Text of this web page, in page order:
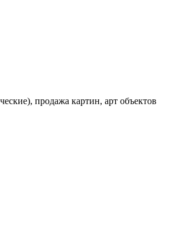
продажа картин, арт объектов